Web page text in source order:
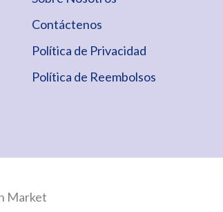
Contáctenos
Política de Privacidad
Política de Reembolsos
Market